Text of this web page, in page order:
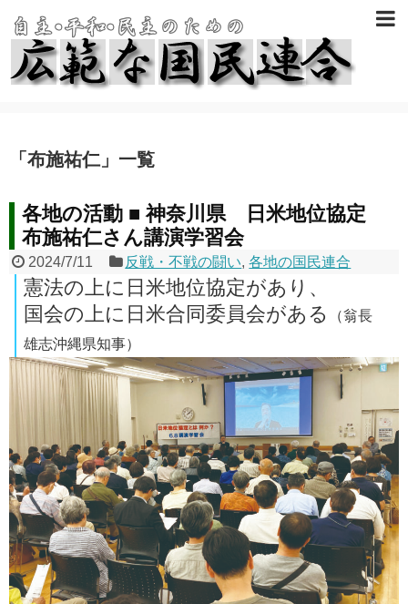
「 布施祐仁 」 一覧
各地の活動 ■ 神奈川県 日米地位協定
布施祐仁さん講演学習会
2024/7/11 反戦・不戦の闘い,各地の国民連合
憲法の上に日米地位協定があり、
国会の上に日米合同委員会がある
（翁長
雄志沖縄県知事）